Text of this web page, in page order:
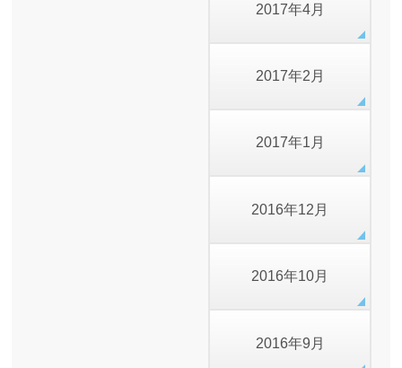
2017年4月
2017年2月
2017年1月
2016年12月
2016年10月
2016年9月